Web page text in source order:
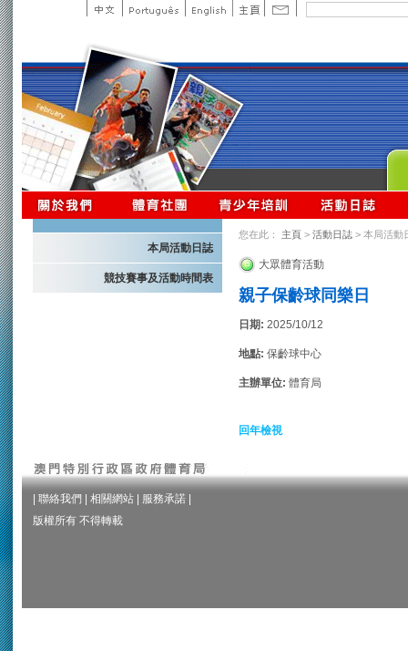
本局活動日誌
競技賽事及活動時間表
您在此： 主頁 > 活動日誌 > 本局活動
大眾體育活動
親子保齡球同樂日
日期: 2025/10/12
地點: 保齡球中心
主辦單位: 體育局
回年檢視
聯絡我們 相關網站 服務承諾
版權所有 不得轉載